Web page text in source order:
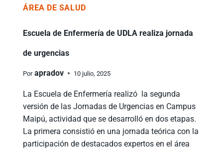
ÁREA DE SALUD
Escuela de Enfermería de UDLA realiza jornada
de urgencias
Por apradov 10 julio, 2025
La Escuela de Enfermería realizó la segunda
versión de las Jornadas de Urgencias en Campus
Maipú, actividad que se desarrolló en dos etapas.
La primera consistió en una jornada teórica con la
participación de destacados expertos en el área